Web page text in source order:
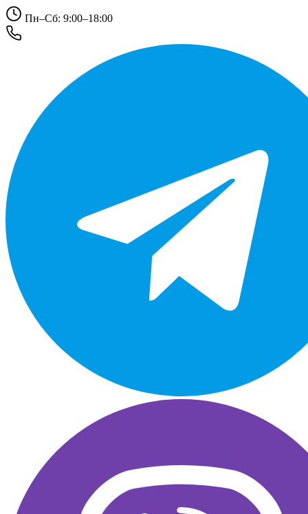
Пн–Сб: 9:00–18:00